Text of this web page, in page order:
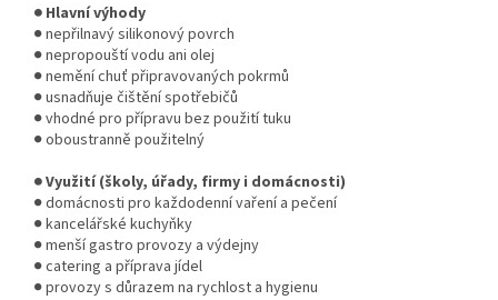
● Hlavní výhody
● nepřilnavý silikonový povrch
● nepropouští vodu ani olej
● nemění chuť připravovaných pokrmů
● usnadňuje čištění spotřebičů
● vhodné pro přípravu bez použití tuku
● oboustranně použitelný
● Využití (školy, úřady, firmy i domácnosti)
● domácnosti pro každodenní vaření a pečení
● kancelářské kuchyňky
● menší gastro provozy a výdejny
● catering a příprava jídel
● provozy s důrazem na rychlost a hygienu